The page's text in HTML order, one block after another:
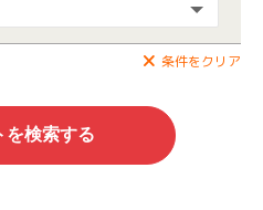
条件をクリア